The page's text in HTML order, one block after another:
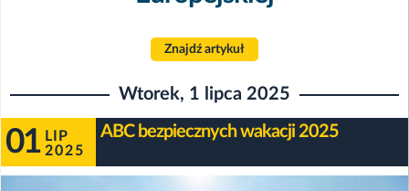
Znajdź artykuł
Wtorek, 1 lipca 2025
01 LIP
2025
ABC bezpiecznych wakacji 2025